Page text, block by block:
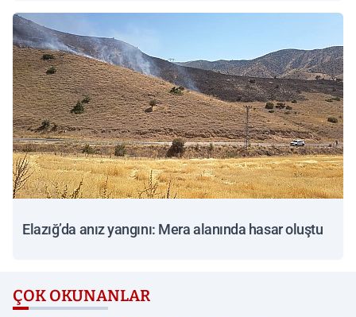
Elazığ’da anız yangını: Mera alanında hasar oluştu
ÇOK OKUNANLAR